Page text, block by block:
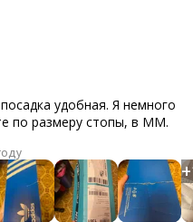
удобная. Я немного
по размеру стопы, в ММ.
+